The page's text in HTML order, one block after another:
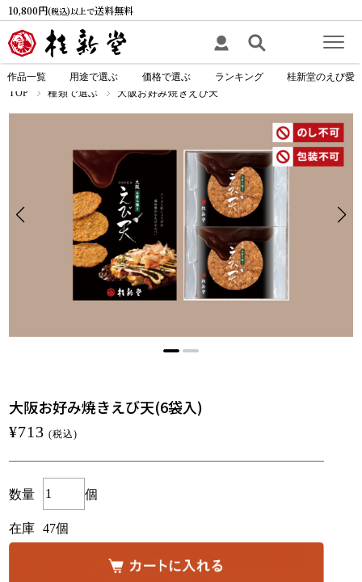
10,800円(税込)以上で送料無料
作品一覧 用途で選ぶ 価格で選ぶ ランキング
桂新堂のえび愛
TOP
種類で選ぶ 大阪お好み焼きえび天
大阪お好み焼きえび天(6袋入)
¥713 (税込)
数量 個
在庫 47個